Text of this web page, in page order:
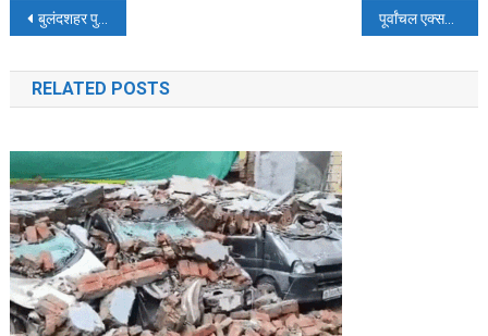
Post
navigation
बुलंदशहर पुलिस ने चेकिंग के दौरान शातिर बदमाश को पकड़ा, अवैध हथियार बरामद पूर्वांचल एक्सप्रेस-वे पर फिल्मी स्टाइल में स्टंट, वीडियो वायरल होने के बाद एक्शन में आई पुलिस
RELATED POSTS